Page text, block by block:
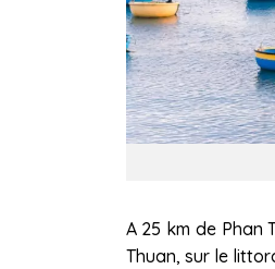
A 25 km de Phan
Thuan, sur le